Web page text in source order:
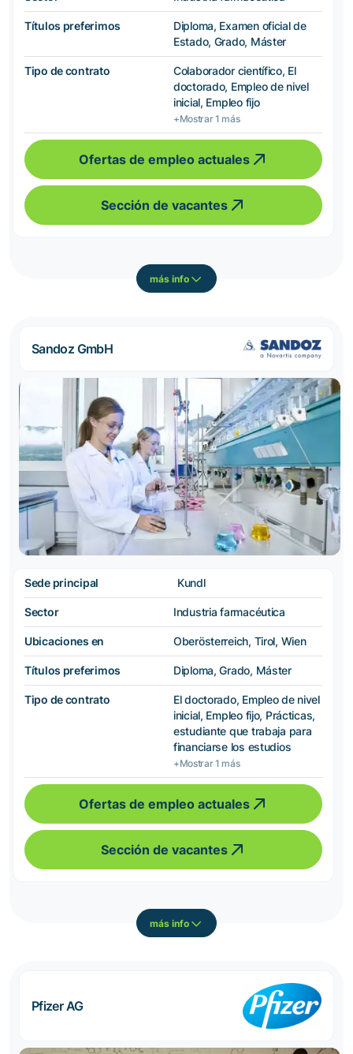
Títulos preferimos
Diploma, Examen oficial de
Estado, Grado, Máster
Tipo de contrato
Colaborador científico, El
doctorado, Empleo de nivel
inicial, Empleo fijo
+Mostrar 1 más
Ofertas de empleo actuales
Sección de vacantes
más info
Sandoz GmbH
Sede principal Kundl
Sector Industria farmacéutica
Ubicaciones en Oberösterreich, Tirol, Wien
Títulos preferimos Diploma, Grado, Máster
Tipo de contrato
El doctorado, Empleo de nivel
inicial, Empleo fijo, Prácticas,
estudiante que trabaja para
financiarse los estudios
+Mostrar 1 más
Ofertas de empleo actuales
Sección de vacantes
más info
Pfizer AG